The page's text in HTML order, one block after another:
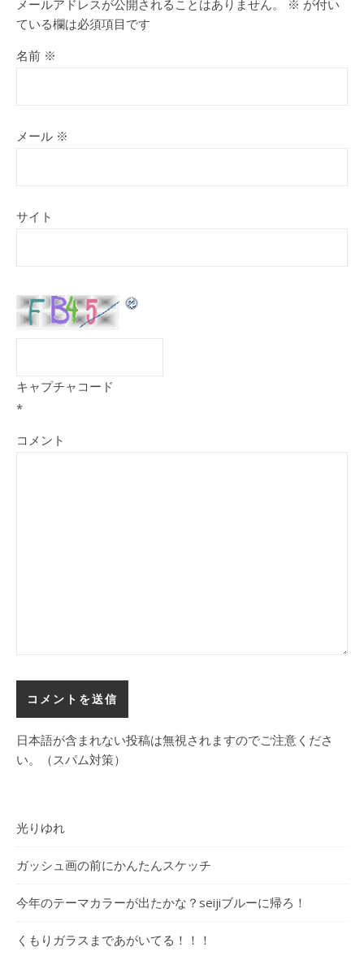
メールアドレスが公開されることはありません。 ※ が付い
ている欄は必須項目です
名前 ※
メール ※
サイト
キャプチャコード
*
コメント
日本語が含まれない投稿は無視されますのでご注意くださ
い。（スパム対策）
光りゆれ
ガッシュ画の前にかんたんスケッチ
今年のテーマカラーが出たかな？seijiブルーに帰ろ！
くもりガラスまであがいてる！！！